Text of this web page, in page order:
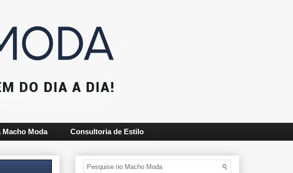
Macho Moda Consultoria de Estilo